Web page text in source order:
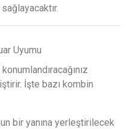
Uyumu
İşte bazı kombin
bir yanına yerleştirilecek